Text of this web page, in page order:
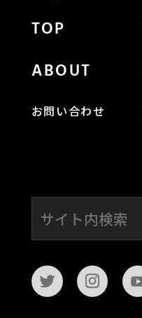
TOP
ABOUT
お問い合わせ